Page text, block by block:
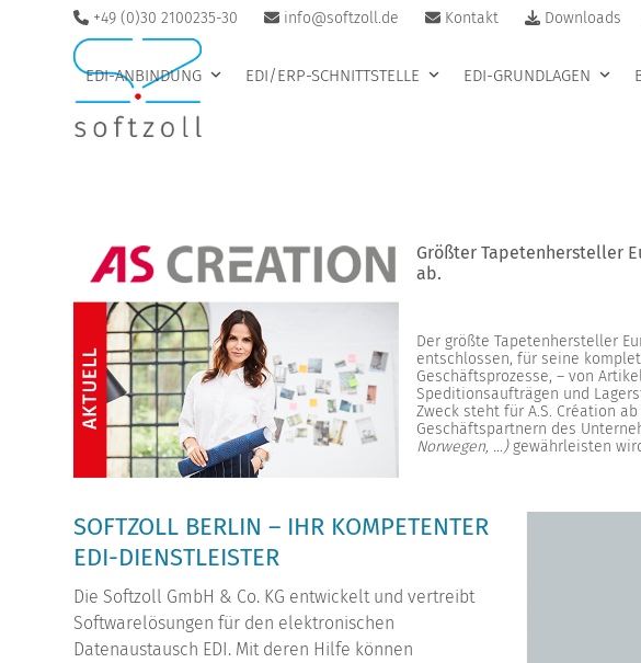
+49 (0)30 2100235-30 info@softzoll.de Kontakt Downloads
EDI-ANBINDUNG EDI/ERP-SCHNITTSTELLE EDI-GRUNDLAGEN
Größter Tapetenhersteller
ab.
Der größte Tapetenhersteller
entschlossen, für seine
Geschäftsprozesse, – von
Speditionsaufträgen und
Zweck steht für A.S. Création
Geschäftspartnern des
Norwegen, …)gewährleisten
SOFTZOLL BERLIN – IHR KOMPETENTER
EDI-DIENSTLEISTER
Die Softzoll GmbH & Co. KG entwickelt und vertreibt
Softwarelösungen für den elektronischen
Datenaustausch EDI. Mit deren Hilfe können